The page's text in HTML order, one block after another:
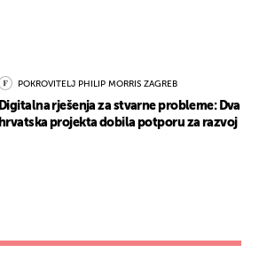
POKROVITELJ PHILIP MORRIS ZAGREB
Digitalna rješenja za stvarne probleme: Dva
hrvatska projekta dobila potporu za razvoj